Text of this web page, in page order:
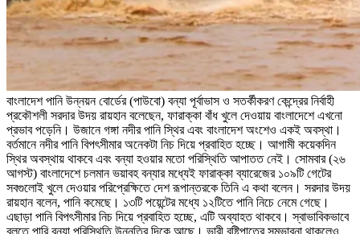
বাংলাদেশ পানি উন্নয়ন বোর্ডের (পাউবো) বন্যা পূর্বাভাস ও সতর্কীকরণ কেন্দ্রের নির্বাহী
প্রকৌশলী সরদার উদয় রায়হান বলেছেন, ফারাক্কা বাঁধ খুলে দেওয়ায় বাংলাদেশে এখনো
প্রভাব পড়েনি। উজানে গঙ্গা নদীর পানি স্থির এবং বাংলাদেশ অংশেও একই অবস্থা।
বর্তমানে নদীর পানি বিপৎসীমার অনেকটা নিচ দিয়ে প্রবাহিত হচ্ছে। আগামী কয়েকদিন
স্থির অবস্থায় থাকবে এবং বন্যা হওয়ার মতো পরিস্থিতি আপাতত নেই। সোমবার (২৬
আগস্ট) বাংলাদেশে চলমান ভয়াবহ বন্যার মধ্যেই ফারাক্কা ব্যারেজের ১০৯টি গেটের
সবগুলোই খুলে দেওয়ার পরিপ্রেক্ষিতে দেশ রূপান্তরকে তিনি এ কথা বলেন। সরদার উদয়
রায়হান বলেন, পানি কমেছে। ১৩টি পয়েন্টের মধ্যে ১২টিতে পানি নিচে নেমে গেছে।
এছাড়া পানি বিপৎসীমার নিচ দিয়ে প্রবাহিত হচ্ছে, এটি অব্যাহত থাকবে। স্বাভাবিকভাবে